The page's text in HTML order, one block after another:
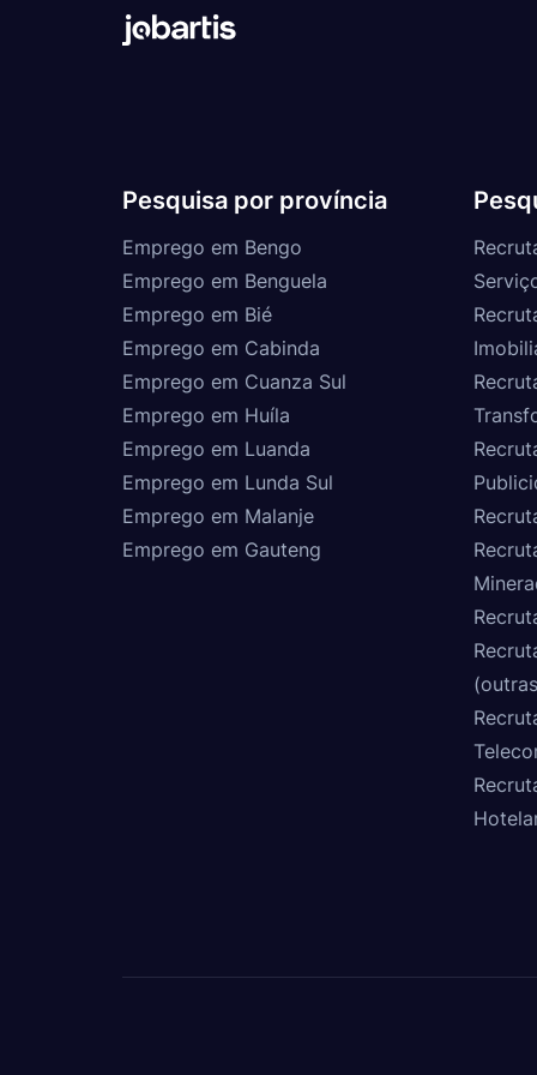
Pesquisa por província
Emprego em Bengo
Emprego em Benguela
Emprego em Bié
Emprego em Cabinda
Emprego em Cuanza Sul
Emprego em Huíla
Emprego em Luanda
Emprego em Lunda Sul
Emprego em Malanje
Emprego em Gauteng